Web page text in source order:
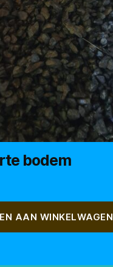
bodem
AAN WINKELWAGEN